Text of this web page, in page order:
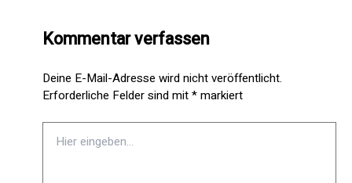
Kommentar verfassen
Deine E-Mail-Adresse wird nicht veröffentlicht.
Erforderliche Felder sind mit*markiert
eingeben…